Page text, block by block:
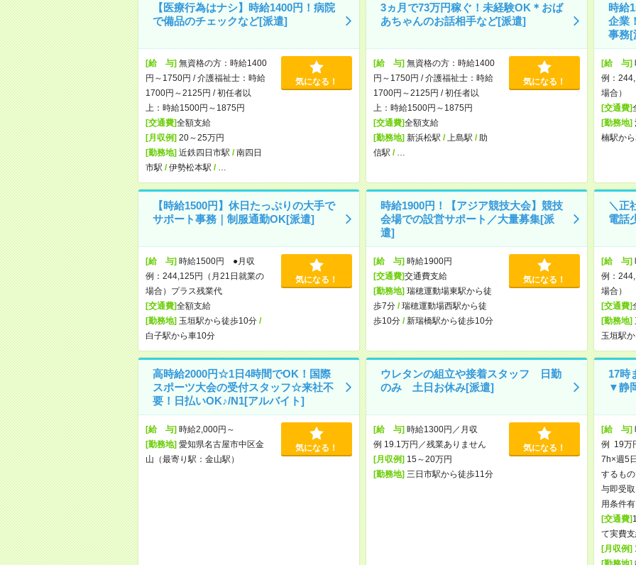
【医療行為はナシ】時給1400円！病院
で備品のチェックなど[派遣]
[給 与]無資格の方：時給1400
円～1750円 / 介護福祉士：時給
1700円～2125円 / 初任者以
上：時給1500円～1875円
[交通費]全額支給
[月収例]20～25万円
[勤務地]近鉄四日市駅 /南四日
市駅 /伊勢松本駅 /
気になる！
3ヵ月で73万円稼ぐ！未経験OK＊おば
あちゃんのお話相手など[派遣]
[給 与]無資格の方：時給1400
円～1750円 / 介護福祉士：時給
1700円～2125円 / 初任者以
上：時給1500円～1875円
[交通費]全額支給
[勤務地]新浜松駅 / 上島駅 / 助
信駅 /
気になる！
時給
企業
事務[
[給 与]
例：
場合）
[交通費]
[勤務地]
楠駅か
【時給1500円】休日たっぷりの大手で
サポート事務｜制服通勤OK[派遣]
[給 与]時給1500円 ●月収
例：244,125円（月21日就業の
場合）プラス残業代
[交通費]全額支給
[勤務地]玉垣駅から徒歩10分/
白子駅から車10分
気になる！
時給1900円！【アジア競技大会】競技
会場での設営サポート／大量募集[派
遣]
[給 与]時給1900円
[交通費]交通費支給
[勤務地]瑞穂運動場東駅から徒
歩7分/瑞穂運動場西駅から徒
歩10分/新瑞橋駅から徒歩10分
気になる！
＼正
電話
[給 与]
例：
場合）
[交通費]
[勤務地]
玉垣駅
高時給2000円☆1日4時間でOK！国際
スポーツ大会の受付スタッフ☆来社不
要！日払いOK♪/N1[アルバイト]
[給 与]時給2,000円～
[勤務地]愛知県名古屋市中区金
山（最寄り駅：金山駅）
気になる！
ウレタンの組立や接着スタッフ 日勤
のみ 土日お休み[派遣]
[給 与]時給1300円／月収
例 19.1万円／残業ありません
[月収例]15～20万円
[勤務地]三日市駅から徒歩11分
気になる！
17時
▼静
[給 与]
例 19万
7h×週5
するも
与即受
用条件
[交通費]
て実費
[月収例]